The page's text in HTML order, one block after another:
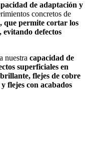
de adaptación y
concretos de
que permite cortar los
evitando defectos
nuestra capacidad de
superficiales en
flejes de cobre
flejes con acabados